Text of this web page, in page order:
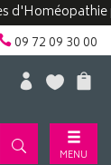
09 72 09 30 00
MENU